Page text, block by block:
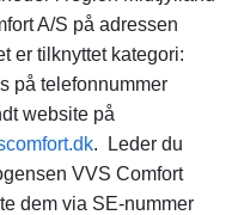
A/S på adressen
er tilknyttet kategori:
på telefonnummer
website på
. Leder du
VVS Comfort
dem via SE-nummer